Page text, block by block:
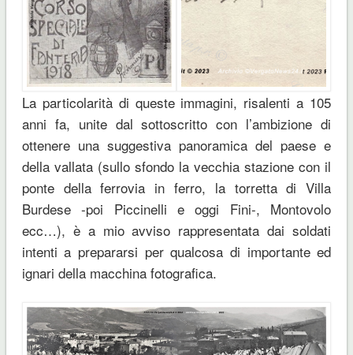
La particolarità di queste immagini, risalenti a 105
anni fa, unite dal sottoscritto con l’ambizione di
ottenere una suggestiva panoramica del paese e
della vallata (sullo sfondo la vecchia stazione con il
ponte della ferrovia in ferro, la torretta di Villa
Burdese -poi Piccinelli e oggi Fini-, Montovolo
ecc…), è a mio avviso rappresentata dai soldati
intenti a prepararsi per qualcosa di importante ed
ignari della macchina fotografica.